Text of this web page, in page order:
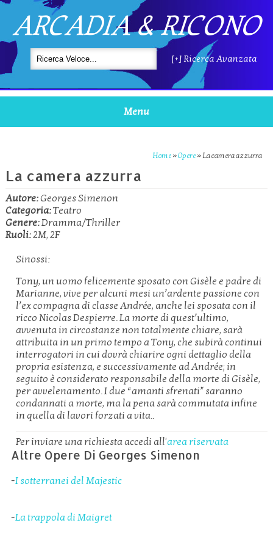
ARCADIA & RICONO
[+] Ricerca Avanzata
Menu
Home »Opere » La camera azzurra
La camera azzurra
Autore:Georges Simenon
Categoria:Teatro
Genere:Dramma/Thriller
Ruoli:2M, 2F
Sinossi:
Tony, un uomo felicemente sposato con Gisèle e padre di
Marianne, vive per alcuni mesi un’ardente passione con
l’ex compagna di classe Andrée, anche lei sposata con il
ricco Nicolas Despierre. La morte di quest’ultimo,
avvenuta in circostanze non totalmente chiare, sarà
attribuita in un primo tempo a Tony, che subirà continui
interrogatori in cui dovrà chiarire ogni dettaglio della
propria esistenza, e successivamente ad Andrée; in
seguito è considerato responsabile della morte di Gisèle,
per avvelenamento. I due “amanti sfrenati” saranno
condannati a morte, ma la pena sarà commutata infine
in quella di lavori forzati a vita..
Per inviare una richiesta accedi all'area riservata
Altre Opere Di Georges Simenon
-I sotterranei del Majestic
-La trappola di Maigret